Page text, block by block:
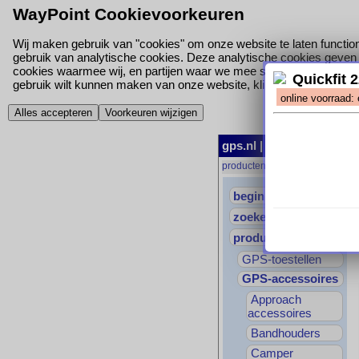
WayPoint Cookievoorkeuren
Wij maken gebruik van "cookies" om onze website te laten
gebruik van analytische cookies. Deze analytische cookies
cookies waarmee wij, en partijen waar we mee samen werken,
gebruik wilt kunnen maken van onze website, klik hieronder dan
Alles accepteren Voorkeuren wijzigen
gps.nl |
producten
begin
zoeken
producten
GPS-toestellen
GPS-accessoires
Approach
accessoires
Bandhouders
Camper
Quickfit
online voorraad: